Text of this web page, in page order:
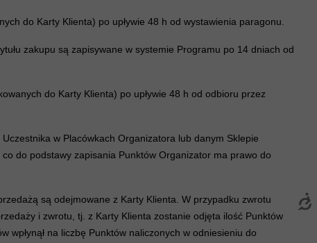
do Karty Klienta) po upływie 48 h od wystawienia paragonu.
zakupu są zapisywane w systemie Programu po 14 dniach od
do Karty Klienta) po upływie 48 h od odbioru przez
w Placówkach Organizatora lub danym Sklepie
do podstawy zapisania Punktów Organizator ma prawo do
są odejmowane z Karty Klienta. W przypadku zwrotu
i zwrotu, tj. z Karty Klienta zostanie odjęta ilość Punktów
na liczbę Punktów naliczonych w odniesieniu do